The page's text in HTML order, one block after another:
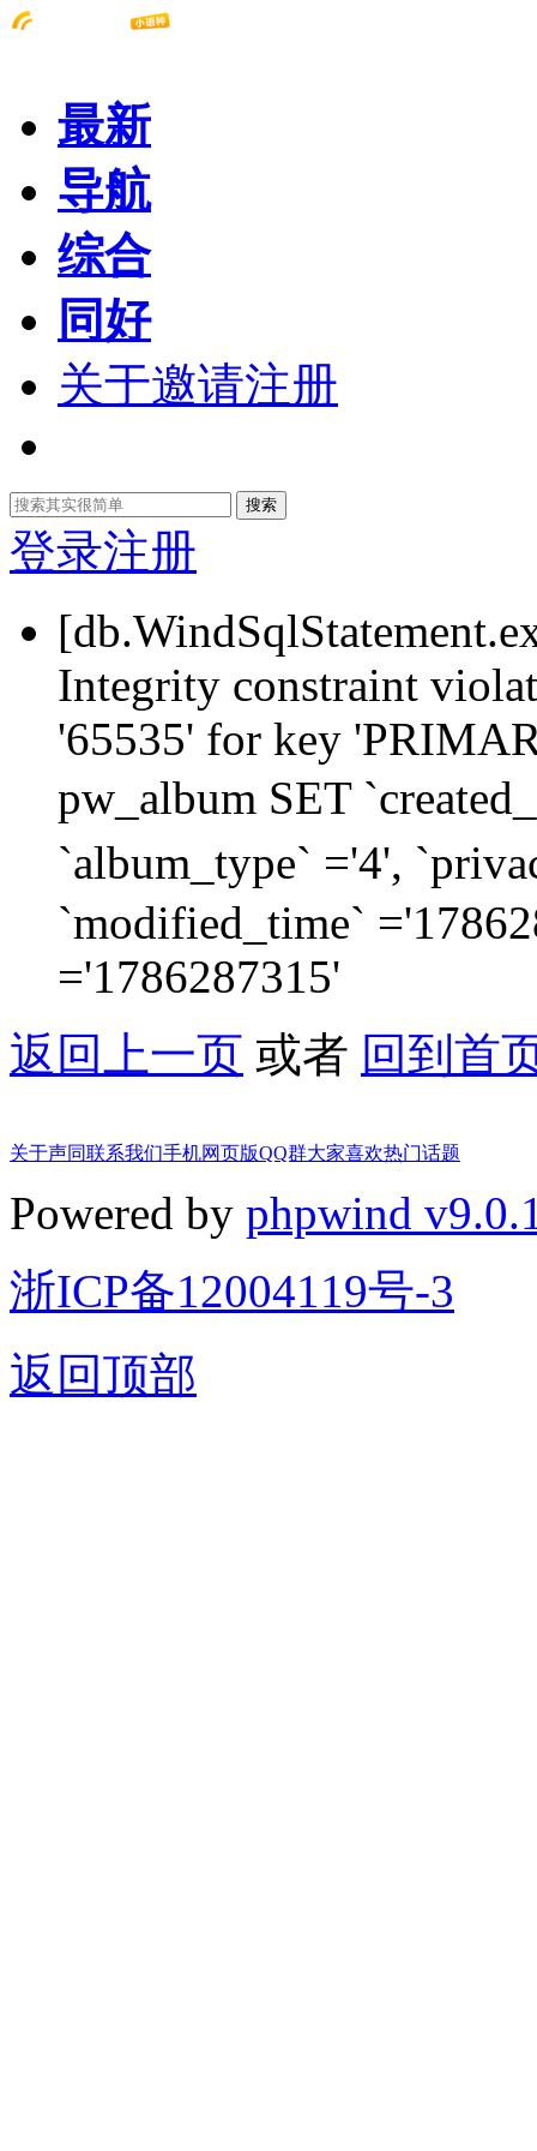
最新
导航
综合
同好
关于邀请注册
搜索
登录注册
Integrity constraint
'65535' for key
pw_album SET
`album_type` ='4',
`modified_time`
='1786287315'
返回上一页 或者 回到首
关于声同联系我们手机网页版QQ群大家喜欢热门话题
Powered by phpwind
浙ICP备12004119号-3
返回顶部